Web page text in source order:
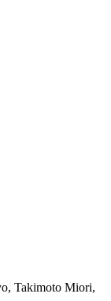
Takimoto Miori,